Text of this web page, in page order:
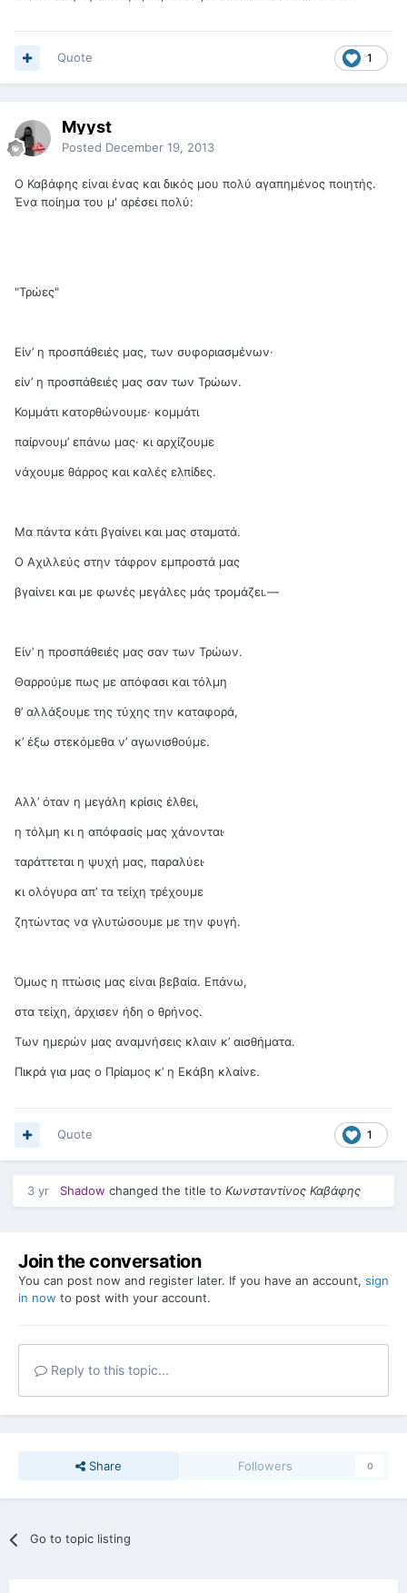
1
Quote
Myyst
Posted December 19, 2013
Ο Καβάφης είναι ένας και δικός μου πολύ αγαπημένος ποιητής.
Ένα ποίημα του μ' αρέσει πολύ:
"Τρώες"
Είν’ η προσπάθειές μας, των συφοριασμένων·
είν’ η προσπάθειές μας σαν των Τρώων.
Κομμάτι κατορθώνουμε· κομμάτι
παίρνουμ’ επάνω μας· κι αρχίζουμε
νάχουμε θάρρος και καλές ελπίδες.
Μα πάντα κάτι βγαίνει και μας σταματά.
Ο Aχιλλεύς στην τάφρον εμπροστά μας
βγαίνει και με φωνές μεγάλες μάς τρομάζει.—
Είν’ η προσπάθειές μας σαν των Τρώων.
Θαρρούμε πως με απόφασι και τόλμη
θ’ αλλάξουμε της τύχης την καταφορά,
κ’ έξω στεκόμεθα ν’ αγωνισθούμε.
Aλλ’ όταν η μεγάλη κρίσις έλθει,
η τόλμη κι η απόφασίς μας χάνονται·
ταράττεται η ψυχή μας, παραλύει·
κι ολόγυρα απ’ τα τείχη τρέχουμε
ζητώντας να γλυτώσουμε με την φυγή.
Όμως η πτώσις μας είναι βεβαία. Επάνω,
στα τείχη, άρχισεν ήδη ο θρήνος.
Των ημερών μας αναμνήσεις κλαιν κ’ αισθήματα.
Πικρά για μας ο Πρίαμος κ’ η Εκάβη κλαίνε.
1
Quote
3 yr Shadow changed the title to Κωνσταντίνος Καβάφης
Join the conversation
You can post now and register later. If you have an account, sign
in now to post with your account.
Reply to this topic...
Share Followers 0
Go to topic listing